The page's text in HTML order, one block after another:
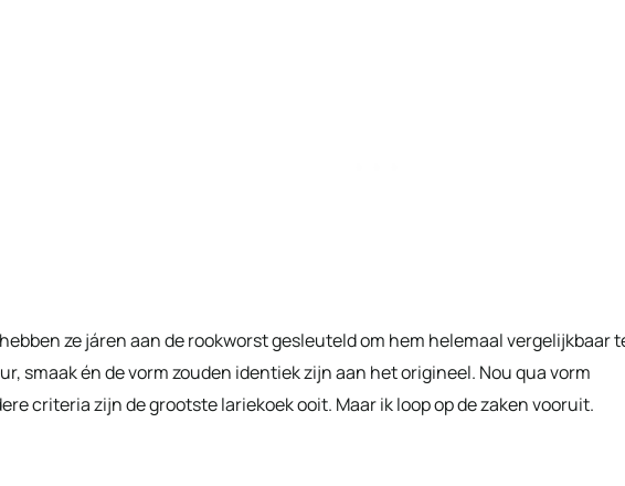
ze járen aan de rookworst gesleuteld om hem helemaal vergelijkbaar
smaak én de vorm zouden identiek zijn aan het origineel. Nou qua vorm
criteria zijn de grootste lariekoek ooit. Maar ik loop op de zaken vooruit.